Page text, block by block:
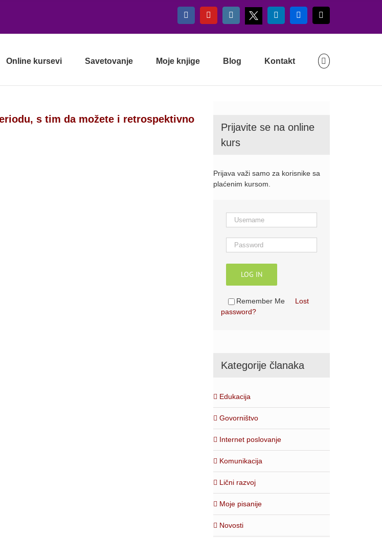
FacebookYouTubeInstagram
X LinkedInFlickr
Online kursevi Savetovanje Moje knjige Blog Kontakt
s tim da možete i retrospektivno
Prijavite se na online
kurs
Prijava važi samo za korisnike sa
plaćenim kursom.
LOG IN
Remember Me
Lost
password?
Kategorije članaka
Edukacija
Govorništvo
Internet poslovanje
Komunikacija
Lični razvoj
Moje pisanije
Novosti